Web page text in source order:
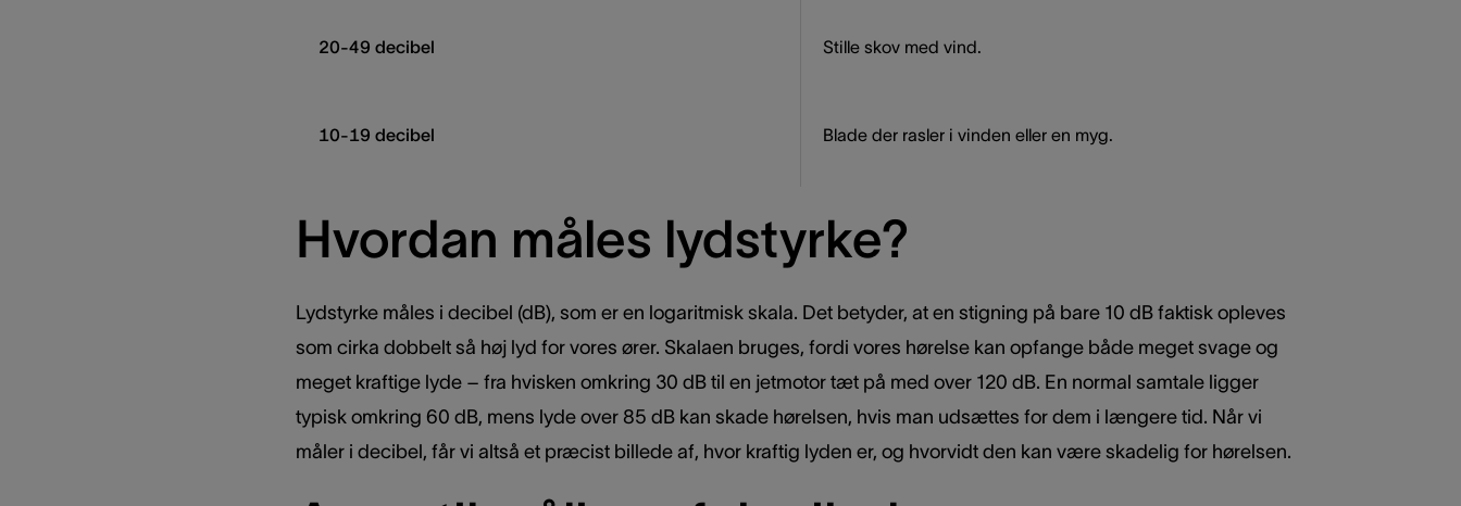
20-49 decibel Stille skov med vind.
10-19 decibel Blade der rasler i vinden eller en myg.
Hvordan måles lydstyrke?
Lydstyrke måles i decibel (dB), som er en logaritmisk skala. Det betyder, at en stigning på bare 10 dB faktisk opleves
som cirka dobbelt så høj lyd for vores ører. Skalaen bruges, fordi vores hørelse kan opfange både meget svage og
meget kraftige lyde – fra hvisken omkring 30 dB til en jetmotor tæt på med over 120 dB. En normal samtale ligger
typisk omkring 60 dB, mens lyde over 85 dB kan skade hørelsen, hvis man udsættes for dem i længere tid. Når vi
måler i decibel, får vi altså et præcist billede af, hvor kraftig lyden er, og hvorvidt den kan være skadelig for hørelsen.